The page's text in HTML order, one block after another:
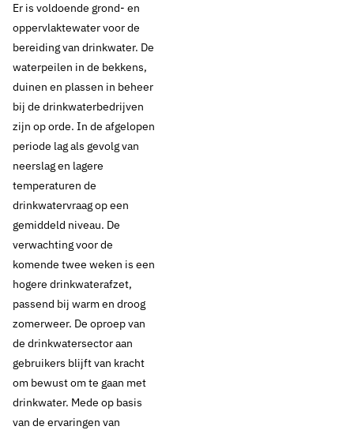
Er is voldoende grond- en
oppervlaktewater voor de
bereiding van drinkwater. De
waterpeilen in de bekkens,
duinen en plassen in beheer
bij de drinkwaterbedrijven
zijn op orde. In de afgelopen
periode lag als gevolg van
neerslag en lagere
temperaturen de
drinkwatervraag op een
gemiddeld niveau. De
verwachting voor de
komende twee weken is een
hogere drinkwaterafzet,
passend bij warm en droog
zomerweer. De oproep van
de drinkwatersector aan
gebruikers blijft van kracht
om bewust om te gaan met
drinkwater. Mede op basis
van de ervaringen van